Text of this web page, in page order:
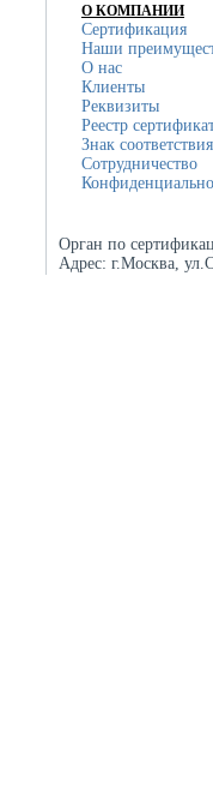
О КОМПАНИИ
Сертификация
Наши
О нас
Клиенты
Реквизиты
Реестр
Знак соответствия
Сотрудничество
Орган по
Адрес: г.Москва,